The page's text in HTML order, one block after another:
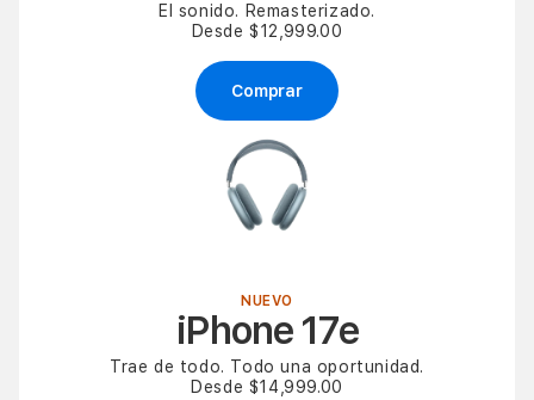
El sonido. Remasterizado.
Desde $12,999.00
Comprar
NUEVO
iPhone 17e
Trae de todo. Todo una oportunidad.
Desde $14,999.00